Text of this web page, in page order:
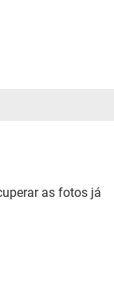
as fotos já